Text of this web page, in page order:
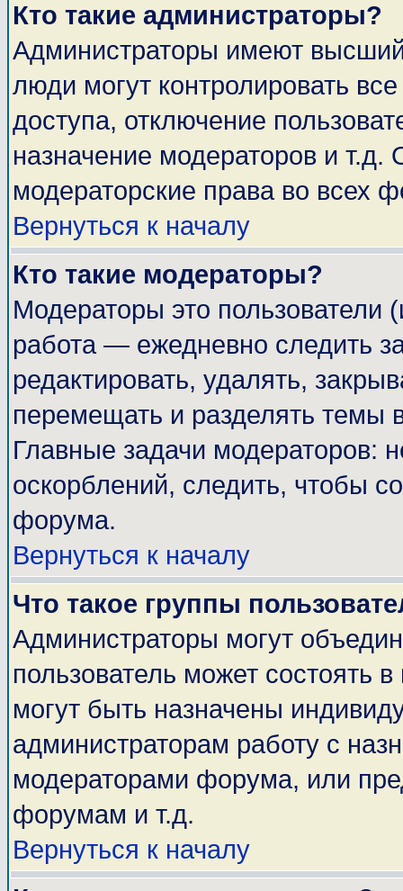
Кто такие администраторы?
Администраторы имеют
люди могут контролировать
доступа, отключение
назначение модераторов и
модераторские права во всех
Вернуться к началу
Кто такие модераторы?
Модераторы это пользователи
работа — ежедневно следить
редактировать, удалять,
перемещать и разделять темы
Главные задачи модераторов:
оскорблений, следить, чтобы
форума.
Вернуться к началу
Что такое группы
Администраторы могут
пользователь может состоять
могут быть назначены
администраторам работу с
модераторами форума, или
форумам и т.д.
Вернуться к началу